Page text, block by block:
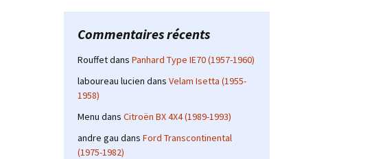
Commentaires récents
Rouffetdans Panhard Type IE70 (1957-1960)
laboureau lucien dans Velam Isetta (1955-
1958)
Menu dans Citroën BX 4X4 (1989-1993)
andre gau dans Ford Transcontinental
(1975-1982)